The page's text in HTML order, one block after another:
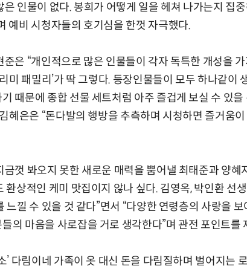
은 인물이 없다. 봉희가 어떻게 일을 헤쳐 나가는지 집
예비 시청자들의 호기심을 한껏 자극했다.
준은 “개인적으로 많은 인물들이 각자 독특한 개성을
미 패밀리’가 딱 그렇다. 등장인물들이 모두 하나같이
때문에 종합 선물 세트처럼 아주 즐겁게 보실 수 있
혜은은 “돈다발의 행방을 추측하며 시청하면 즐거움
금껏 봐오지 못한 새로운 매력을 뿜어낼 최태준과 양혜
환상적인 케미 맛집이지 않나 싶다. 김영옥, 박인환 선
느낄 수 있을 것 같다”면서 “다양한 연령층의 사랑을
의 마음을 사로잡을 거로 생각한다”며 관전 포인트를
’ 다림이네 가족이 옷 대신 돈을 다림질하며 벌어지는